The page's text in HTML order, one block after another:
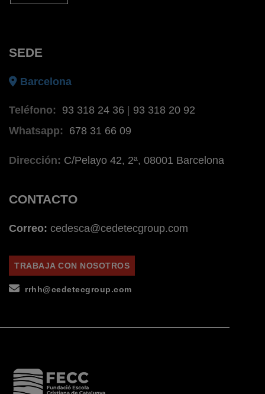
SEDE
Barcelona
Teléfono: 93 318 24 36
93 318 20 92
Whatsapp:
678 31 66 09
Dirección: C/Pelayo 42, 2ª, 08001 Barcelona
CONTACTO
Correo: cedesca@cedetecgroup.com
TRABAJA CON NOSOTROS
rrhh@cedetecgroup.com